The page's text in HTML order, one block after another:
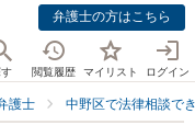
弁護士の方はこちら
閲覧履歴 マイリスト ログイン
護士 中野区で法律相談で